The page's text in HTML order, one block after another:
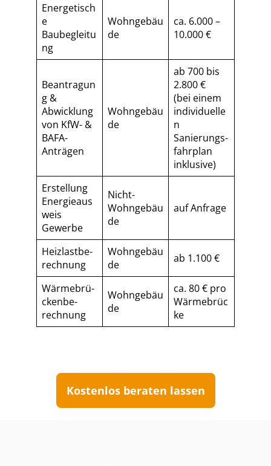
Energetisch
e
Baubegleitu
ng
Wohngebäu
de
ca. 6.000 –
10.000 €
Beantragun
g &
Abwicklung
von KfW- &
BAFA-
Anträgen
Wohngebäu
de
ab 700 bis
2.800 €
(bei einem
individuelle
n
Sa­nie­rungs­
fahr­plan
inklusive)
Erstellung
Energieaus
weis
Gewerbe
Nicht-
Wohngebäu
de
auf Anfrage
Heiz­last­be­
rech­nung
Wohngebäu
de
ab 1.100 €
Wär­me­brü­
cken­be­
rech­nung
Wohngebäu
de
ca. 80 € pro
Wärmebrüc
ke
Kostenlos beraten lassen